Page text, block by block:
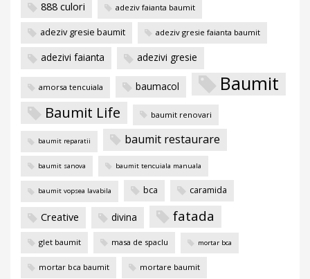
888 culori adeziv faianta baumit
adeziv gresie baumit adeziv gresie faianta baumit
adezivi faianta adezivi gresie
amorsa tencuiala baumacol Baumit
Baumit Life baumit renovari
baumit reparatii baumit restaurare
baumit sanova baumit tencuiala manuala
baumit vopsea lavabila bca caramida
Creative divina fatada
glet baumit masa de spaclu mortar bca
mortar bca baumit mortare baumit